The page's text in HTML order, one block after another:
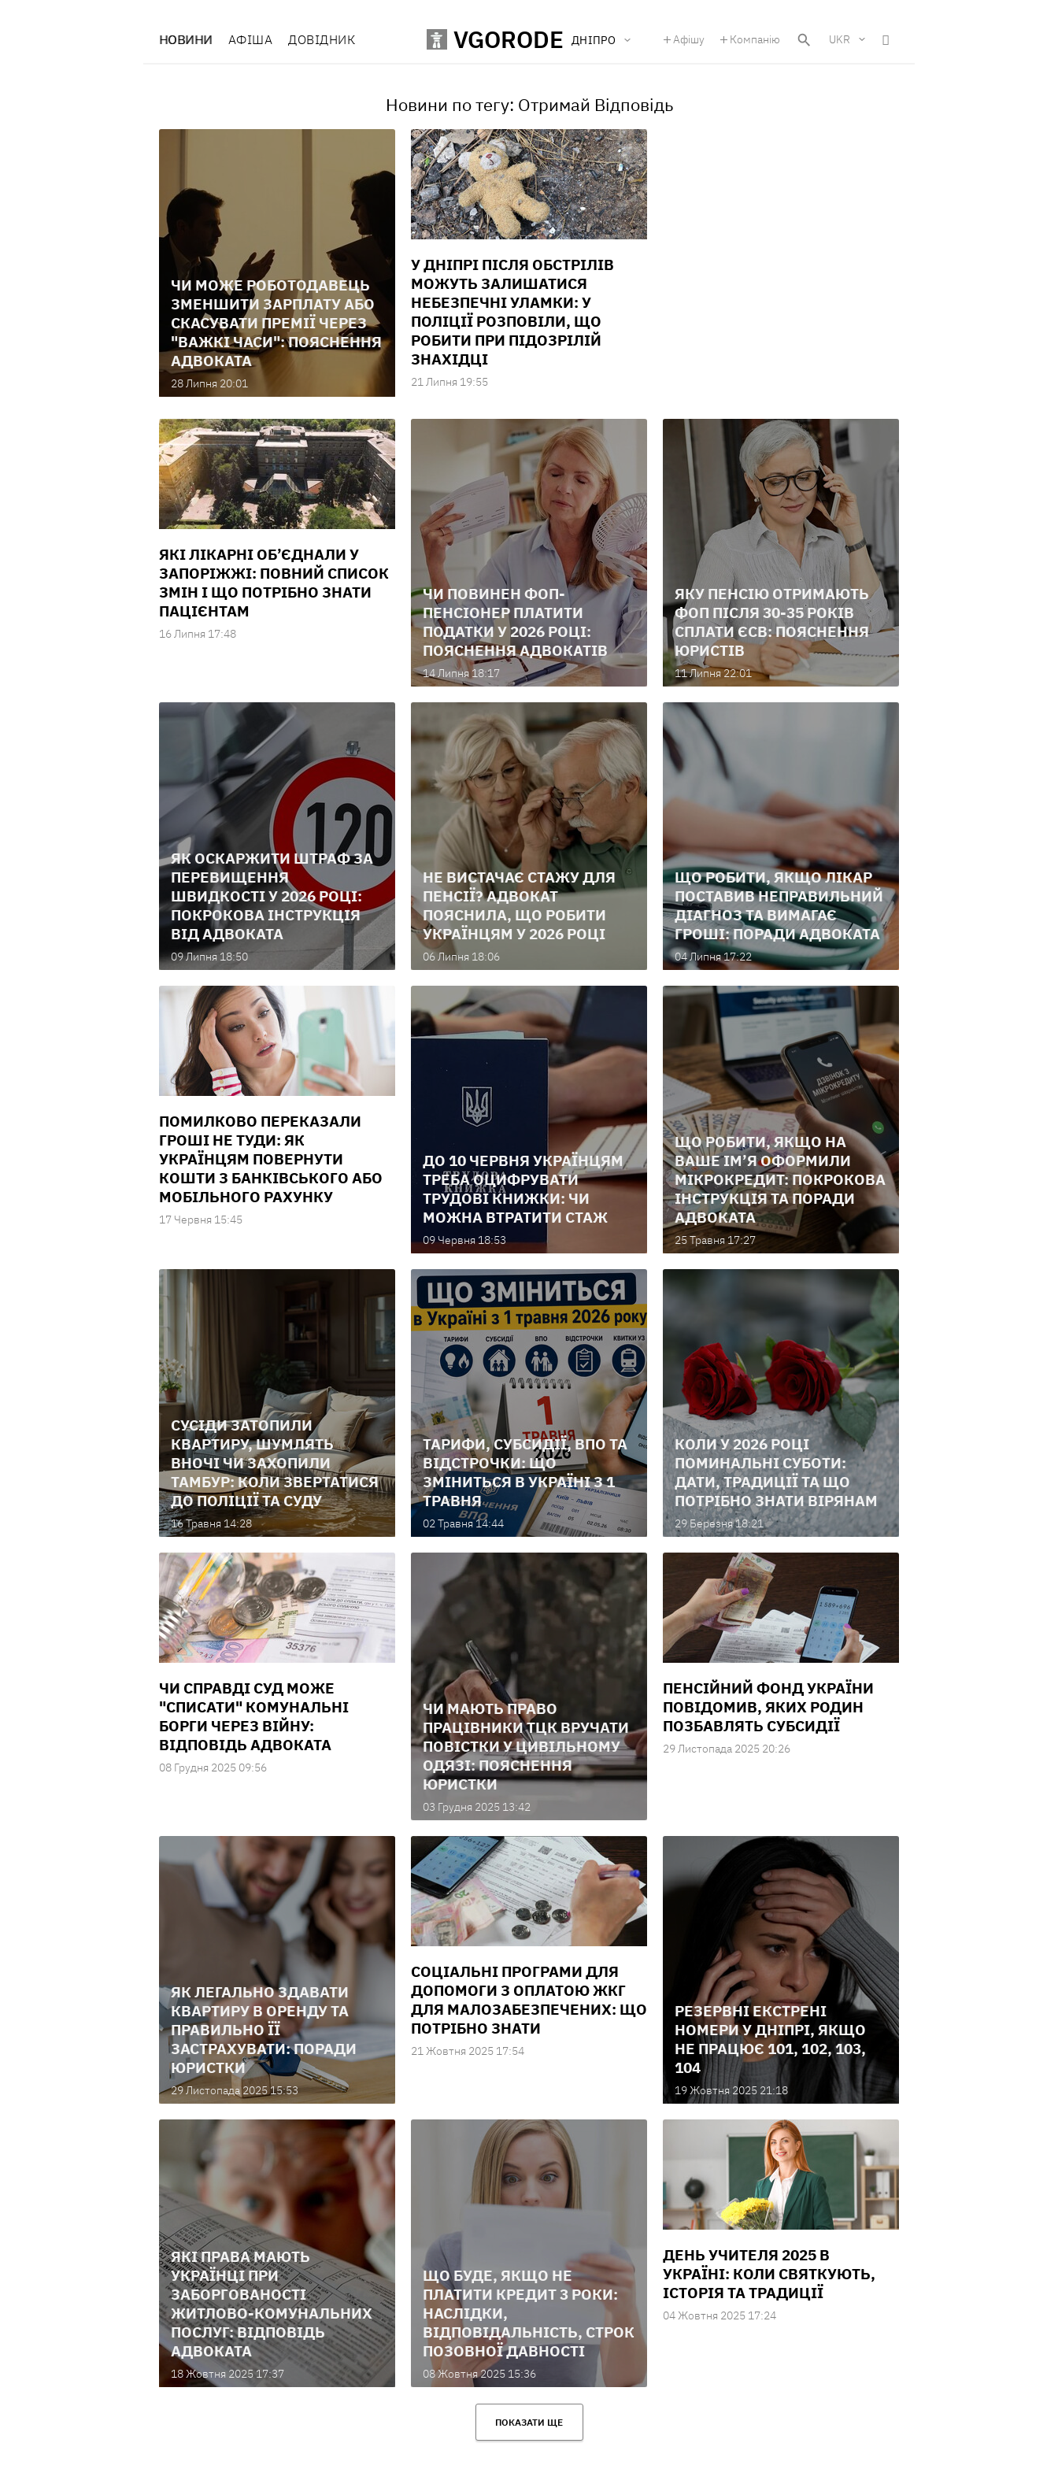
НОВИНИ АФІША ДОВІДНИК VGORODE ДНІПРО Афішу Компанію UKR
Новини по тегу: Отримай Відповідь
ЧИ МОЖЕ РОБОТОДАВЕЦЬ
ЗМЕНШИТИ ЗАРПЛАТУ АБО
СКАСУВАТИ ПРЕМІЇ ЧЕРЕЗ
"ВАЖКІ ЧАСИ": ПОЯСНЕННЯ
АДВОКАТА
28 Липня 20:01
У ДНІПРІ ПІСЛЯ ОБСТРІЛІВ
МОЖУТЬ ЗАЛИШАТИСЯ
НЕБЕЗПЕЧНІ УЛАМКИ: У
ПОЛІЦІЇ РОЗПОВІЛИ, ЩО
РОБИТИ ПРИ ПІДОЗРІЛІЙ
ЗНАХІДЦІ
21 Липня 19:55
ЯКІ ЛІКАРНІ ОБ’ЄДНАЛИ У
ЗАПОРІЖЖІ: ПОВНИЙ СПИСОК
ЗМІН І ЩО ПОТРІБНО ЗНАТИ
ПАЦІЄНТАМ
16 Липня 17:48
ЧИ ПОВИНЕН ФОП-
ПЕНСІОНЕР ПЛАТИТИ
ПОДАТКИ У 2026 РОЦІ:
ПОЯСНЕННЯ АДВОКАТІВ
14 Липня 18:17
ЯКУ ПЕНСІЮ ОТРИМАЮТЬ
ФОП ПІСЛЯ 30-35 РОКІВ
СПЛАТИ ЄСВ: ПОЯСНЕННЯ
ЮРИСТІВ
11 Липня 22:01
ЯК ОСКАРЖИТИ ШТРАФ ЗА
ПЕРЕВИЩЕННЯ
ШВИДКОСТІ У 2026 РОЦІ:
ПОКРОКОВА ІНСТРУКЦІЯ
ВІД АДВОКАТА
09 Липня 18:50
НЕ ВИСТАЧАЄ СТАЖУ ДЛЯ
ПЕНСІЇ? АДВОКАТ
ПОЯСНИЛА, ЩО РОБИТИ
УКРАЇНЦЯМ У 2026 РОЦІ
06 Липня 18:06
ЩО РОБИТИ, ЯКЩО ЛІКАР
ПОСТАВИВ НЕПРАВИЛЬНИЙ
ДІАГНОЗ ТА ВИМАГАЄ
ГРОШІ: ПОРАДИ АДВОКАТА
04 Липня 17:22
ПОМИЛКОВО ПЕРЕКАЗАЛИ
ГРОШІ НЕ ТУДИ: ЯК
УКРАЇНЦЯМ ПОВЕРНУТИ
КОШТИ З БАНКІВСЬКОГО АБО
МОБІЛЬНОГО РАХУНКУ
17 Червня 15:45
ДО 10 ЧЕРВНЯ УКРАЇНЦЯМ
ТРЕБА ОЦИФРУВАТИ
ТРУДОВІ КНИЖКИ: ЧИ
МОЖНА ВТРАТИТИ СТАЖ
09 Червня 18:53
ЩО РОБИТИ, ЯКЩО НА
ВАШЕ ІМ’Я ОФОРМИЛИ
МІКРОКРЕДИТ: ПОКРОКОВА
ІНСТРУКЦІЯ ТА ПОРАДИ
АДВОКАТА
25 Травня 17:27
СУСІДИ ЗАТОПИЛИ
КВАРТИРУ, ШУМЛЯТЬ
ВНОЧІ ЧИ ЗАХОПИЛИ
ТАМБУР: КОЛИ ЗВЕРТАТИСЯ
ДО ПОЛІЦІЇ ТА СУДУ
16 Травня 14:28
ТАРИФИ, СУБСИДІЇ, ВПО ТА
ВІДСТРОЧКИ: ЩО
ЗМІНИТЬСЯ В УКРАЇНІ З 1
ТРАВНЯ
02 Травня 14:44
КОЛИ У 2026 РОЦІ
ПОМИНАЛЬНІ СУБОТИ:
ДАТИ, ТРАДИЦІЇ ТА ЩО
ПОТРІБНО ЗНАТИ ВІРЯНАМ
29 Березня 18:21
ЧИ СПРАВДІ СУД МОЖЕ
"СПИСАТИ" КОМУНАЛЬНІ
БОРГИ ЧЕРЕЗ ВІЙНУ:
ВІДПОВІДЬ АДВОКАТА
08 Грудня 2025 09:56
ЧИ МАЮТЬ ПРАВО
ПРАЦІВНИКИ ТЦК ВРУЧАТИ
ПОВІСТКИ У ЦИВІЛЬНОМУ
ОДЯЗІ: ПОЯСНЕННЯ
ЮРИСТКИ
03 Грудня 2025 13:42
ПЕНСІЙНИЙ ФОНД УКРАЇНИ
ПОВІДОМИВ, ЯКИХ РОДИН
ПОЗБАВЛЯТЬ СУБСИДІЇ
29 Листопада 2025 20:26
ЯК ЛЕГАЛЬНО ЗДАВАТИ
КВАРТИРУ В ОРЕНДУ ТА
ПРАВИЛЬНО ЇЇ
ЗАСТРАХУВАТИ: ПОРАДИ
ЮРИСТКИ
29 Листопада 2025 15:53
СОЦІАЛЬНІ ПРОГРАМИ ДЛЯ
ДОПОМОГИ З ОПЛАТОЮ ЖКГ
ДЛЯ МАЛОЗАБЕЗПЕЧЕНИХ: ЩО
ПОТРІБНО ЗНАТИ
21 Жовтня 2025 17:54
РЕЗЕРВНІ ЕКСТРЕНІ
НОМЕРИ У ДНІПРІ, ЯКЩО
НЕ ПРАЦЮЄ 101, 102, 103,
104
19 Жовтня 2025 21:18
ЯКІ ПРАВА МАЮТЬ
УКРАЇНЦІ ПРИ
ЗАБОРГОВАНОСТІ
ЖИТЛОВО-КОМУНАЛЬНИХ
ПОСЛУГ: ВІДПОВІДЬ
АДВОКАТА
18 Жовтня 2025 17:37
ЩО БУДЕ, ЯКЩО НЕ
ПЛАТИТИ КРЕДИТ 3 РОКИ:
НАСЛІДКИ,
ВІДПОВІДАЛЬНІСТЬ, СТРОК
ПОЗОВНОЇ ДАВНОСТІ
08 Жовтня 2025 15:36
ДЕНЬ УЧИТЕЛЯ 2025 В
УКРАЇНІ: КОЛИ СВЯТКУЮТЬ,
ІСТОРІЯ ТА ТРАДИЦІЇ
04 Жовтня 2025 17:24
ПОКАЗАТИ ЩЕ